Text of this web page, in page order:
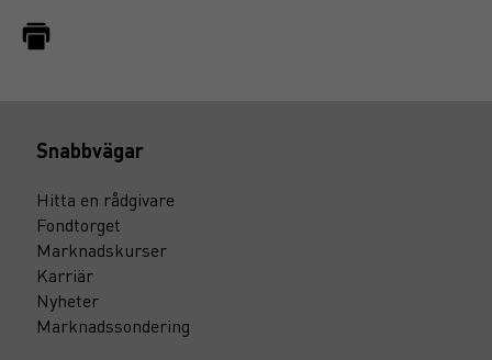
Snabbvägar
Hitta en rådgivare
Fondtorget
Marknadskurser
Karriär
Nyheter
Marknadssondering